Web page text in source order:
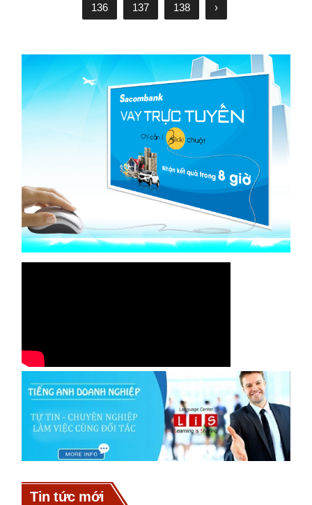
136
137 138 ›
Tin tức mới